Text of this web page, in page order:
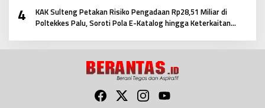
4
KAK Sulteng Petakan Risiko Pengadaan Rp28,51 Miliar di
Poltekkes Palu, Soroti Pola E-Katalog hingga Keterkaitan